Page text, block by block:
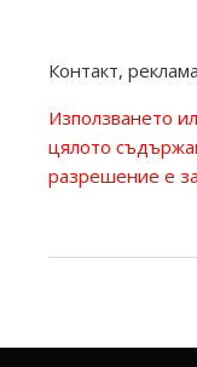
Контакт,
Използването
цялото
разрешение е